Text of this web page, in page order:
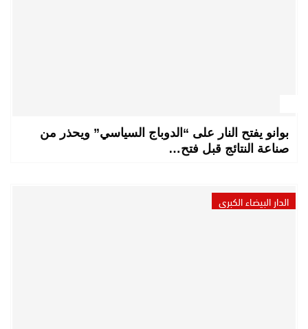
بوانو يفتح النار على “الدوباج السياسي” ويحذر من
صناعة النتائج قبل فتح…
الدار البيضاء الكبرى